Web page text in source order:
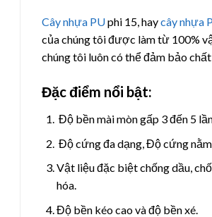
Cây nhựa PUphi 15, haycây nhựa
của chúng tôi được làm từ 100%
chúng tôi luôn có thể đảm bảo
Đặc điểm nổi bật:
Độ bền mài mòn gấp 3 đến 5
Độ cứng đa dạng, Độ cứng
Vật liệu đặc biệt chống dầu,
hóa.
Độ bền kéo cao và độ bền xé.